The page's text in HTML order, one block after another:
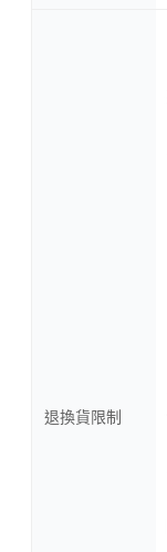
退換貨限制